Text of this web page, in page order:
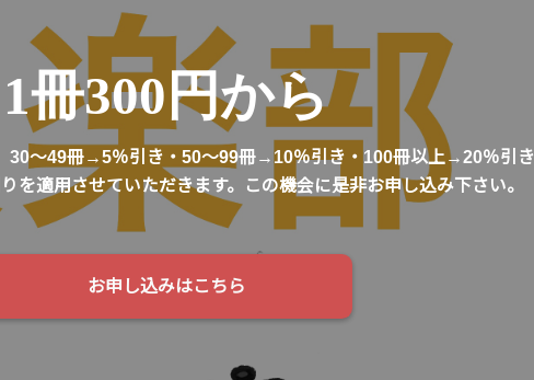
1冊300円から
30～49冊→5％引き・50～99冊→10％引き・100冊以上→20％引き
を適用させていただきます。この機会に是非お申し込み下さい。
お申し込みはこちら